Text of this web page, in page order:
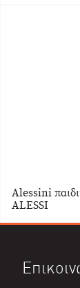
Alessini
ALESSI